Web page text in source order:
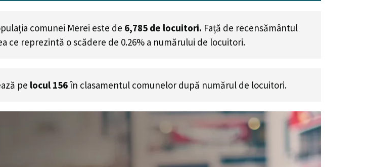
comunei Merei este de 6,785 de locuitori. Față de recensământul
ce reprezintă o scădere de 0.26% a numărului de locuitori.
pe locul 156în clasamentul comunelor după numărul de locuitori.